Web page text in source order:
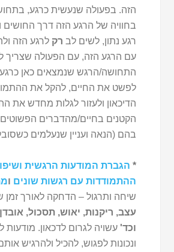
הזה. בפעולה שנעשית כרגע,
בחוויה של הרגע הזה דרך החושים
רגע נתון, לשים לב רקלרגע הזה
עם הרגע הזה, עם הפעולה שצריך
התחושה/הרגש שנמצאים כאן כרגע.
לפשט את החיים, להקל את
הדיכאון ולעזור לגלות מחדש את
הקטנים בחיים/מהדברים הפשוטים
בהם (הנאה ועניין שנעלמים
* הגברת המודעות הרגשית
ההתמודדות עם רגשות שונים ו
שיחה ותרגול – הדחקה לאורך זמן
עצב, ריקנות, יאוש, תסכול,
וכד'עשויה לגרום לדכאון. מודעות
ונכונות לפגוש, להכיל ולהרגיש